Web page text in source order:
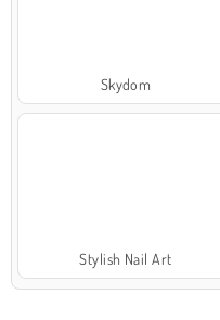
Skydom
Stylish Nail Art